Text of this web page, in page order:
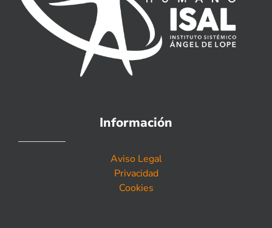
Información
Aviso Legal
Privacidad
Cookies